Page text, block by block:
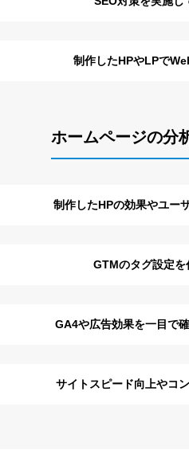
制作したHPやLPで
ホームページの分
制作したHPの効果やユー
GTMのタグ設定
GA4や広告効果を一目で
サイトスピード向上やコ